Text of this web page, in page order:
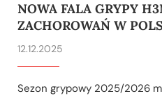
NOWA FALA GRYPY
ZACHOROWAŃ W
12.12.2025
Sezon grypowy 2025/2026